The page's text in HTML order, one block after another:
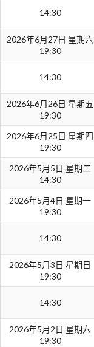
14:30
2026年6月27日 星期六
19:30
14:30
2026年6月26日 星期五
19:30
2026年6月25日 星期四
19:30
2026年5月5日 星期二
14:30
2026年5月4日 星期一
19:30
14:30
2026年5月3日 星期日
19:30
14:30
2026年5月2日 星期六
19:30